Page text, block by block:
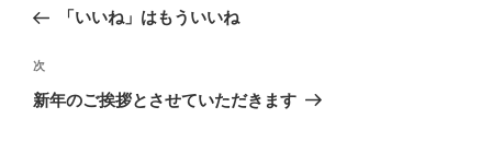
ナ
ビ
ゲ
の
稿
「いいね」はもういいね
次
の
次
新年のご挨拶とさせていただきます